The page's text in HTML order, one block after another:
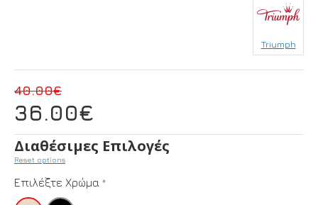
36.00€
40.00€
Triumph
Διαθέσιμες Επιλογές
Reset options
Επιλέξτε Χρώμα